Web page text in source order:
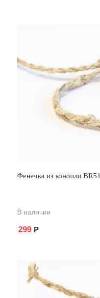
Фенечка из конопли BR51
В наличии
299 Р